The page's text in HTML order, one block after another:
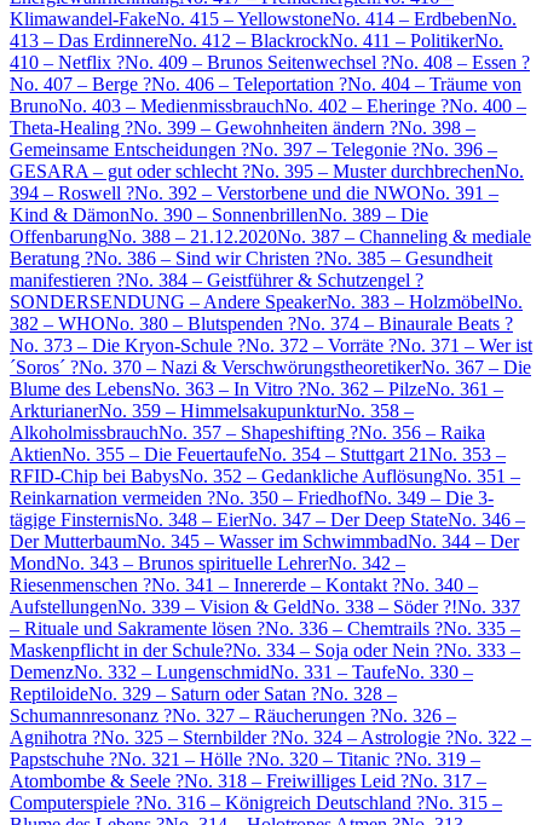
Klimawandel-FakeNo. 415 – YellowstoneNo. 414 – ErdbebenNo.
413 – Das ErdinnereNo. 412 – BlackrockNo. 411 – PolitikerNo.
410 – Netflix ?No. 409 – Brunos Seitenwechsel ?No. 408 – Essen ?
No. 407 – Berge ?No. 406 – Teleportation ?No. 404 – Träume von
BrunoNo. 403 – MedienmissbrauchNo. 402 – Eheringe ?No. 400 –
Theta-Healing ?No. 399 – Gewohnheiten ändern ?No. 398 –
Gemeinsame Entscheidungen ?No. 397 – Telegonie ?No. 396 –
GESARA – gut oder schlecht ?No. 395 – Muster durchbrechenNo.
394 – Roswell ?No. 392 – Verstorbene und die NWONo. 391 –
Kind & DämonNo. 390 – SonnenbrillenNo. 389 – Die
OffenbarungNo. 388 – 21.12.2020No. 387 – Channeling & mediale
Beratung ?No. 386 – Sind wir Christen ?No. 385 – Gesundheit
manifestieren ?No. 384 – Geistführer & Schutzengel ?
SONDERSENDUNG – Andere SpeakerNo. 383 – HolzmöbelNo.
382 – WHONo. 380 – Blutspenden ?No. 374 – Binaurale Beats ?
No. 373 – Die Kryon-Schule ?No. 372 – Vorräte ?No. 371 – Wer ist
´Soros´ ?No. 370 – Nazi & VerschwörungstheoretikerNo. 367 – Die
Blume des LebensNo. 363 – In Vitro ?No. 362 – PilzeNo. 361 –
ArkturianerNo. 359 – HimmelsakupunkturNo. 358 –
AlkoholmissbrauchNo. 357 – Shapeshifting ?No. 356 – Raika
AktienNo. 355 – Die FeuertaufeNo. 354 – Stuttgart 21No. 353 –
RFID-Chip bei BabysNo. 352 – Gedankliche AuflösungNo. 351 –
Reinkarnation vermeiden ?No. 350 – FriedhofNo. 349 – Die 3-
tägige FinsternisNo. 348 – EierNo. 347 – Der Deep StateNo. 346 –
Der MutterbaumNo. 345 – Wasser im SchwimmbadNo. 344 – Der
MondNo. 343 – Brunos spirituelle LehrerNo. 342 –
Riesenmenschen ?No. 341 – Innererde – Kontakt ?No. 340 –
AufstellungenNo. 339 – Vision & GeldNo. 338 – Söder ?!No. 337
– Rituale und Sakramente lösen ?No. 336 – Chemtrails ?No. 335 –
Maskenpflicht in der Schule?No. 334 – Soja oder Nein ?No. 333 –
DemenzNo. 332 – LungenschmidNo. 331 – TaufeNo. 330 –
ReptiloideNo. 329 – Saturn oder Satan ?No. 328 –
Schumannresonanz ?No. 327 – Räucherungen ?No. 326 –
Agnihotra ?No. 325 – Sternbilder ?No. 324 – Astrologie ?No. 322 –
Papstschuhe ?No. 321 – Hölle ?No. 320 – Titanic ?No. 319 –
Atombombe & Seele ?No. 318 – Freiwilliges Leid ?No. 317 –
Computerspiele ?No. 316 – Königreich Deutschland ?No. 315 –